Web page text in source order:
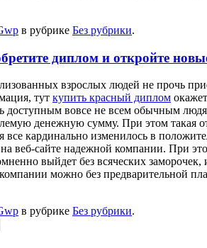
в рубрике Без рубрики.
диплом и откройте
взрослых людей не прочь
тут купить красный диплом
доступным вовсе не всем обычным
денежную сумму. При этом
кардинально изменилось в
веб-сайте надежной компании. При
выйдет без всяческих
можно без предварительной
в рубрике Без рубрики.